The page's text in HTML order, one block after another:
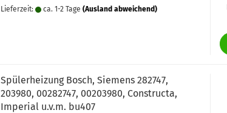
Lieferzeit: ca. 1-2 Tage (Ausland abweichend)
Spülerheizung Bosch, Siemens 282747,
203980, 00282747, 00203980, Constructa,
Imperial u.v.m. bu407